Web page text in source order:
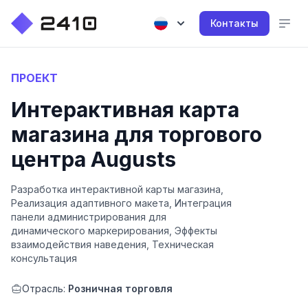
Контакты
ПРОЕКТ
Интерактивная карта
магазина для торгового
центра Augusts
Разработка интерактивной карты магазина,
Реализация адаптивного макета, Интеграция
панели администрирования для
динамического маркерирования, Эффекты
взаимодействия наведения, Техническая
консультация
Отрасль: Розничная торговля